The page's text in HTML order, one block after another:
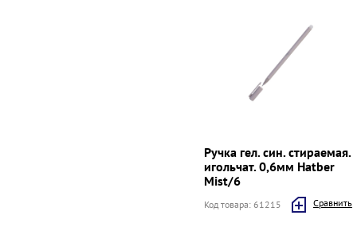
Ручка гел. син. стираемая.
игольчат. 0,6мм Hatber
Mist/6
Код товара: 61215 Cравнить